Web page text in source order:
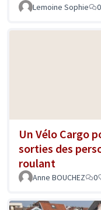
Lemoine Sophie
0
Un Vélo Cargo
sorties des
roulant
Anne BOUCHEZ 0